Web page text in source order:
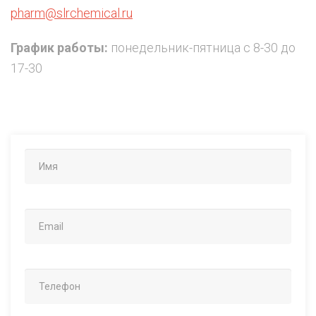
pharm@slrchemical.ru
График работы: понедельник-пятница с 8-30 до
17-30